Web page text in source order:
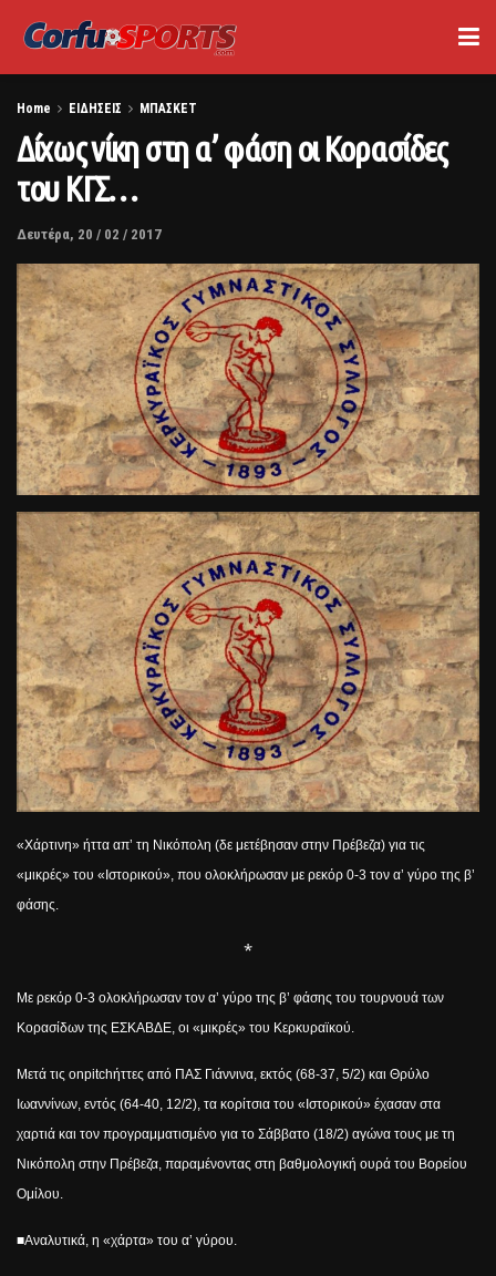
Home ΕΙΔΗΣΕΙΣ ΜΠΑΣΚΕΤ
Δίχως νίκη στη α’ φάση οι Κορασίδες
του ΚΓΣ…
Δευτέρα, 20 / 02 / 2017
«Χάρτινη» ήττα απ’ τη Νικόπολη (δε μετέβησαν στην Πρέβεζα) για τις
«μικρές» του «Ιστορικού», που ολοκλήρωσαν με ρεκόρ 0-3 τον α’ γύρο της β’
φάσης.
*
Με ρεκόρ 0-3 ολοκλήρωσαν τον α’ γύρο της β’ φάσης του τουρνουά των
Κορασίδων της ΕΣΚΑΒΔΕ, οι «μικρές» του Κερκυραϊκού.
Μετά τις onpitchήττες από ΠΑΣ Γιάννινα, εκτός (68-37, 5/2) και Θρύλο
Ιωαννίνων, εντός (64-40, 12/2), τα κορίτσια του «Ιστορικού» έχασαν στα
χαρτιά και τον προγραμματισμένο για το Σάββατο (18/2) αγώνα τους με τη
Νικόπολη στην Πρέβεζα, παραμένοντας στη βαθμολογική ουρά του Βορείου
Ομίλου.
■Αναλυτικά, η «χάρτα» του α’ γύρου.